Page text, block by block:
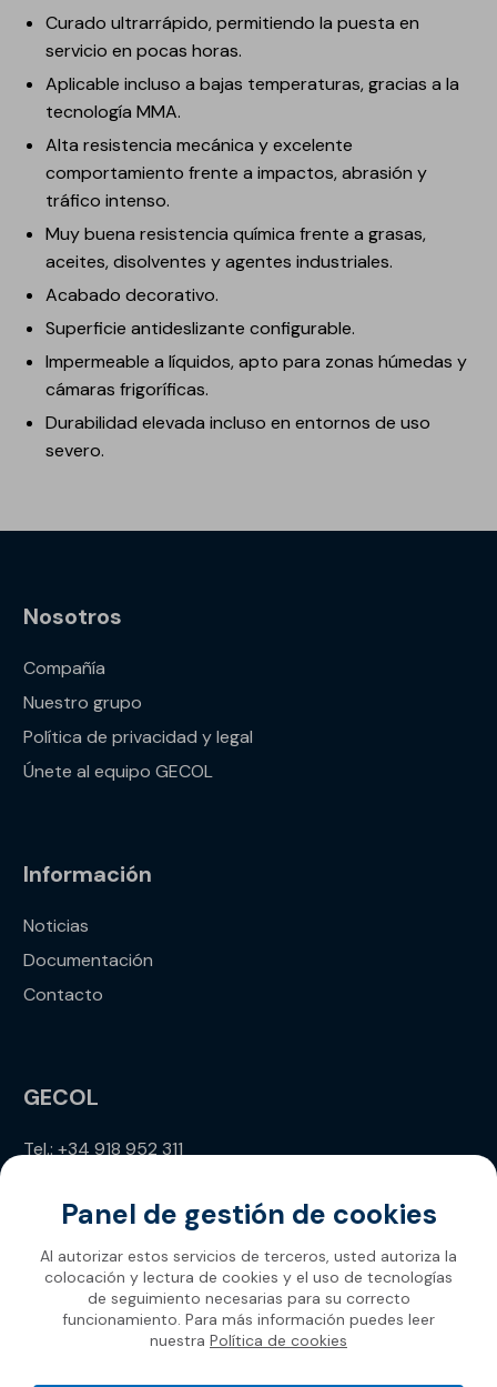
Curado ultrarrápido, permitiendo la puesta en
servicio en pocas horas.
Aplicable incluso a bajas temperaturas, gracias a la
tecnología MMA.
Alta resistencia mecánica y excelente
comportamiento frente a impactos, abrasión y
tráfico intenso.
Muy buena resistencia química frente a grasas,
aceites, disolventes y agentes industriales.
Acabado decorativo.
Superficie antideslizante configurable.
Impermeable a líquidos, apto para zonas húmedas y
cámaras frigoríficas.
Durabilidad elevada incluso en entornos de uso
severo.
Nosotros
Compañía
Nuestro grupo
Política de privacidad y legal
Únete al equipo GECOL
Información
Noticias
Documentación
Contacto
GECOL
Tel.: +34 918 952 311
Gecol 2026
Panel de gestión de cookies
Al autorizar estos servicios de terceros, usted autoriza la
colocación y lectura de cookies y el uso de tecnologías
de seguimiento necesarias para su correcto
funcionamiento. Para más información puedes leer
nuestra Política de cookies